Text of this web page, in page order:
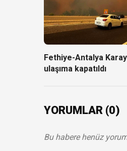
Fethiye-Antalya
ulaşıma kapatıldı
YORUMLAR (0)
Bu habere henüz